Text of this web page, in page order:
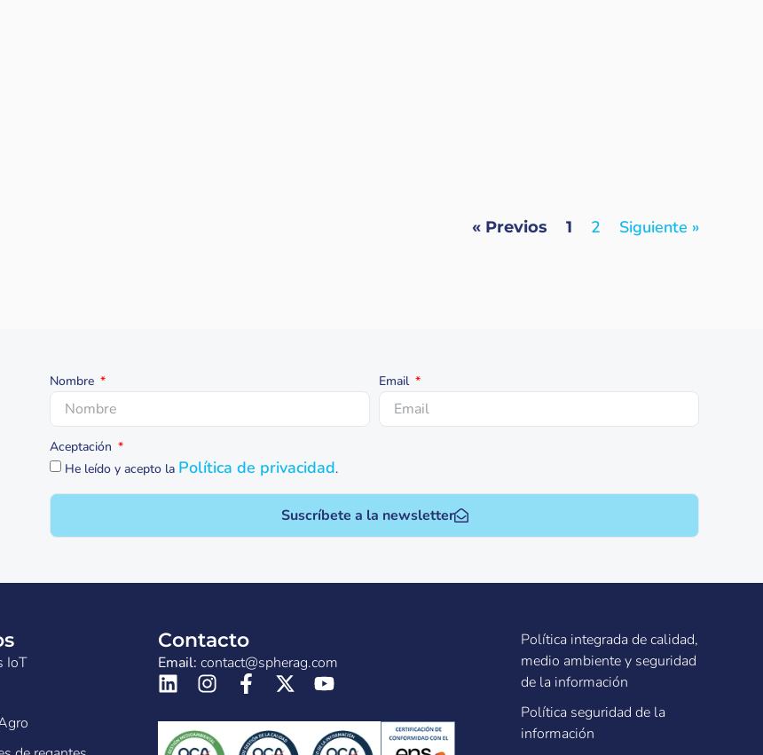
« Previos 1 2 Siguiente »
Nombre Email
Aceptación
He leído y acepto la Política de privacidad.
Suscríbete a la newsletter
IoT
Contacto
Email: contact@spherag.com
Política integrada de calidad,
medio ambiente y seguridad
de la información
Política seguridad de la
información